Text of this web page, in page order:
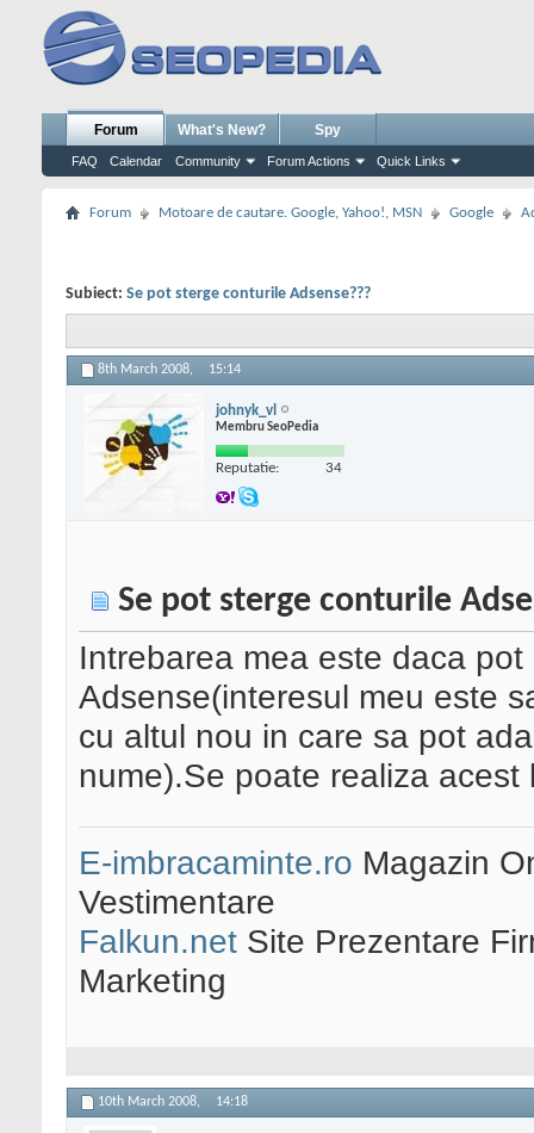
Forum
FAQ Calendar Community Forum Actions Quick Links
What's New? Spy
Forum Motoare de cautare. Google, Yahoo!, MSN Google
Subiect: Se pot sterge conturile Adsense???
8th March 2008, 15:14
johnyk_vl
Membru SeoPedia
Reputatie: 34
Se pot sterge conturile
Intrebarea mea este daca
Adsense(interesul meu este
cu altul nou in care sa pot
nume).Se poate realiza
E-imbracaminte.ro Magazin
Vestimentare
Falkun.net Site Prezentare
Marketing
10th March 2008, 14:18